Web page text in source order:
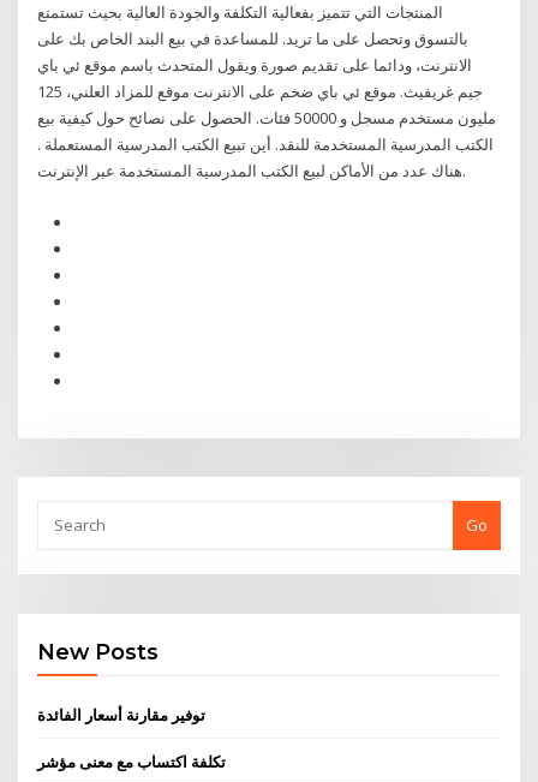
المنتجات التي تتميز بفعالية التكلفة والجودة العالية بحيث تستمتع
بالتسوق وتحصل على ما تريد. للمساعدة في بيع البند الخاص بك على
الانترنت، ودائما على تقديم صورة ويقول المتحدث باسم موقع ئي باي
جيم غريفيث. موقع ئي باي ضخم على الانترنت موقع للمزاد العلني، 125
مليون مستخدم مسجل و 50000 فئات. الحصول على نصائح حول كيفية بيع
الكتب المدرسية المستخدمة للنقد. أين تبيع الكتب المدرسية المستعملة .
هناك عدد من الأماكن لبيع الكتب المدرسية المستخدمة عبر الإنترنت.
Go
New Posts
توفير مقارنة أسعار الفائدة
تكلفة اكتساب مع معنى مؤشر